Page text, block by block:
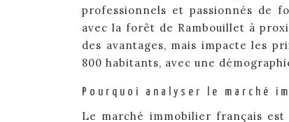
professionnels et passionnés de
avec la forêt de Rambouillet à
des avantages, mais impacte les
800 habitants, avec une
Pourquoi analyser le marché
Le marché immobilier français